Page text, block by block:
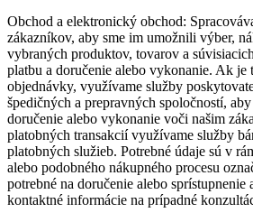
Obchod a elektronický obchod:
zákazníkov, aby sme im umožnili výber,
vybraných produktov, tovarov a
platbu a doručenie alebo vykonanie. Ak je
objednávky, využívame služby
špedičných a prepravných spoločností,
doručenie alebo vykonanie voči našim
platobných transakcií využívame služby
platobných služieb. Potrebné údaje sú v
alebo podobného nákupného procesu
potrebné na doručenie alebo sprístupnenie
kontaktné informácie na prípadné